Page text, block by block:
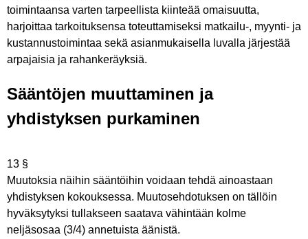
toimintaansa varten tarpeellista kiinteää omaisuutta,
harjoittaa tarkoituksensa toteuttamiseksi matkailu-, myynti- ja
kustannustoimintaa sekä asianmukaisella luvalla järjestää
arpajaisia ja rahankeräyksiä.
Sääntöjen muuttaminen ja
yhdistyksen purkaminen
13 §
Muutoksia näihin sääntöihin voidaan tehdä ainoastaan
yhdistyksen kokouksessa. Muutosehdotuksen on tällöin
hyväksytyksi tullakseen saatava vähintään kolme
neljäsosaa (3/4) annetuista äänistä.